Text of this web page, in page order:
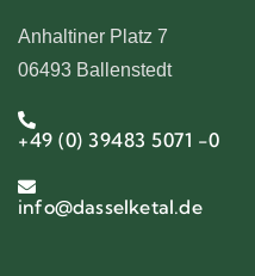
Anhaltiner Platz 7
06493 Ballenstedt
+49 (0) 39483 5071 -0
info@dasselketal.de